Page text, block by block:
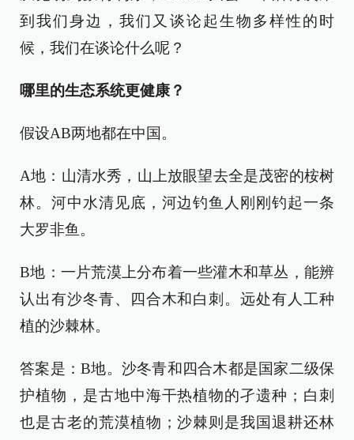
到我们身边，我们又谈论起生物多样性的时
候，我们在谈论什么呢？
哪里的生态系统更健康？
假设AB两地都在中国。
A地：山清水秀，山上放眼望去全是茂密的桉树
林。河中水清见底，河边钓鱼人刚刚钓起一条
大罗非鱼。
B地：一片荒漠上分布着一些灌木和草丛，能辨
认出有沙冬青、四合木和白刺。远处有人工种
植的沙棘林。
答案是：B地。沙冬青和四合木都是国家二级保
护植物，是古地中海干热植物的孑遗种；白刺
也是古老的荒漠植物；沙棘则是我国退耕还林